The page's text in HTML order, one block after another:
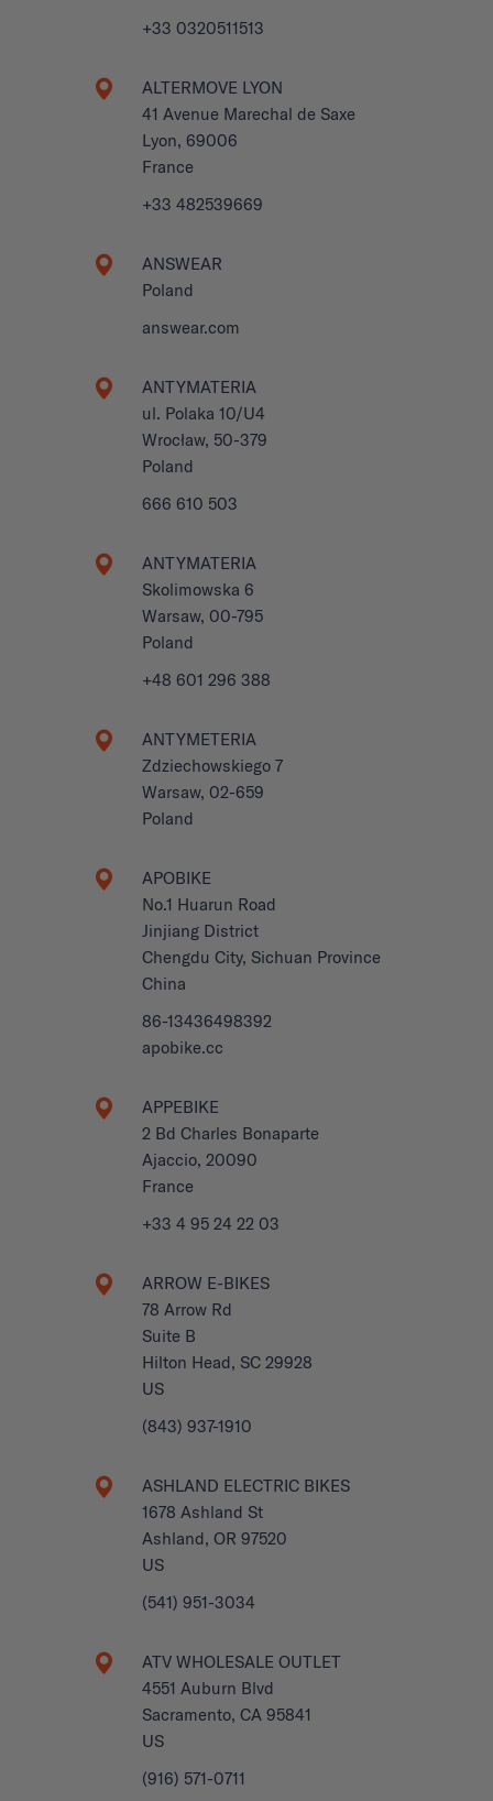
+33 0320511513
ALTERMOVE LYON
41 Avenue Marechal de Saxe
Lyon, 69006
France
+33 482539669
ANSWEAR
Poland
answear.com
ANTYMATERIA
ul. Polaka 10/U4
Wrocław, 50-379
Poland
666 610 503
ANTYMATERIA
Skolimowska 6
Warsaw, 00-795
Poland
+48 601 296 388
ANTYMETERIA
Zdziechowskiego 7
Warsaw, 02-659
Poland
APOBIKE
No.1 Huarun Road
Jinjiang District
Chengdu City, Sichuan Province
China
86-13436498392
apobike.cc
APPEBIKE
2 Bd Charles Bonaparte
Ajaccio, 20090
France
+33 4 95 24 22 03
ARROW E-BIKES
78 Arrow Rd
Suite B
Hilton Head, SC 29928
US
(843) 937-1910
ASHLAND ELECTRIC BIKES
1678 Ashland St
Ashland, OR 97520
US
(541) 951-3034
ATV WHOLESALE OUTLET
4551 Auburn Blvd
Sacramento, CA 95841
US
(916) 571-0711